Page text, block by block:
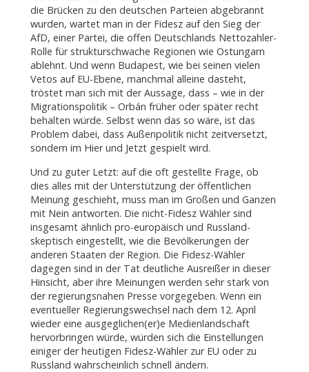
die Brücken zu den deutschen Parteien abgebrannt
wurden, wartet man in der Fidesz auf den Sieg der
AfD, einer Partei, die offen Deutschlands Nettozahler-
Rolle für strukturschwache Regionen wie Ostungarn
ablehnt. Und wenn Budapest, wie bei seinen vielen
Vetos auf EU-Ebene, manchmal alleine dasteht,
tröstet man sich mit der Aussage, dass – wie in der
Migrationspolitik – Orbán früher oder später recht
behalten würde. Selbst wenn das so wäre, ist das
Problem dabei, dass Außenpolitik nicht zeitversetzt,
sondern im Hier und Jetzt gespielt wird.
Und zu guter Letzt: auf die oft gestellte Frage, ob
dies alles mit der Unterstützung der öffentlichen
Meinung geschieht, muss man im Großen und Ganzen
mit Nein antworten. Die nicht-Fidesz Wähler sind
insgesamt ähnlich pro-europäisch und Russland-
skeptisch eingestellt, wie die Bevölkerungen der
anderen Staaten der Region. Die Fidesz-Wähler
dagegen sind in der Tat deutliche Ausreißer in dieser
Hinsicht, aber ihre Meinungen werden sehr stark von
der regierungsnahen Presse vorgegeben. Wenn ein
eventueller Regierungswechsel nach dem 12. April
wieder eine ausgeglichen(er)e Medienlandschaft
hervorbringen würde, würden sich die Einstellungen
einiger der heutigen Fidesz-Wähler zur EU oder zu
Russland wahrscheinlich schnell ändern.